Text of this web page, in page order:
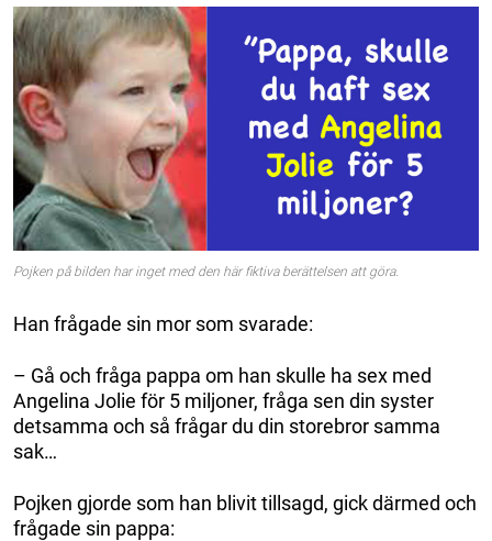
Pojken på bilden har inget med den här fiktiva berättelsen att göra.
Han frågade sin mor som svarade:
– Gå och fråga pappa om han skulle ha sex med
Angelina Jolie för 5 miljoner, fråga sen din syster
detsamma och så frågar du din storebror samma
sak…
Pojken gjorde som han blivit tillsagd, gick därmed och
frågade sin pappa: